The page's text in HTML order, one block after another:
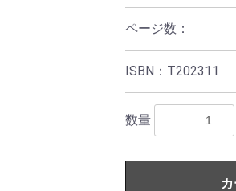
ページ数：
ISBN：T202311
数量